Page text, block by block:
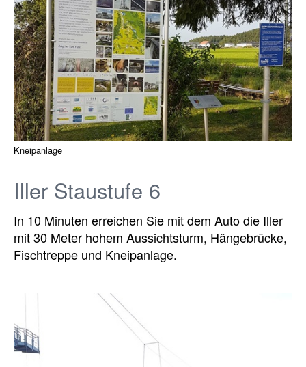
Kneipanlage
Iller Staustufe 6
In 10 Minuten erreichen Sie mit dem Auto die Iller
mit 30 Meter hohem Aussichtsturm, Hängebrücke,
Fischtreppe und Kneipanlage.